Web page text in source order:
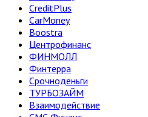
CreditPlus
CarMoney
Boostra
Центрофинанс
ФИНМОЛЛ
Финтерра
Срочноденьги
ТУРБОЗАЙМ
Взаимодействие